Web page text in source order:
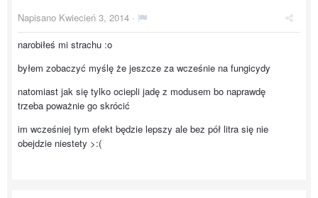
Napisano Kwiecień 3, 2014 ·
narobiłeś mi strachu :o
byłem zobaczyć myślę że jeszcze za wcześnie na fungicydy
natomiast jak się tylko ociepli jadę z modusem bo naprawdę
trzeba poważnie go skrócić
im wcześniej tym efekt będzie lepszy ale bez pół litra się nie
obejdzie niestety >:(